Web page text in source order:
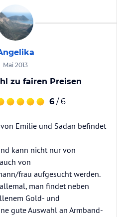
Mai 2013
zu fairen Preisen
6 / 6
Emilie und Sadan befindet
kann nicht nur von
von
frau aufgesucht werden.
man findet neben
Gold- und
gute Auswahl an Armband-